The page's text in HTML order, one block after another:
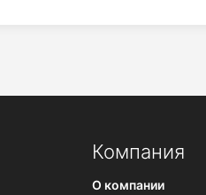
Компания
О компании